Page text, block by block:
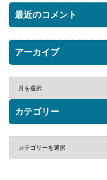
最近のコメント
アーカイブ
カテゴリー